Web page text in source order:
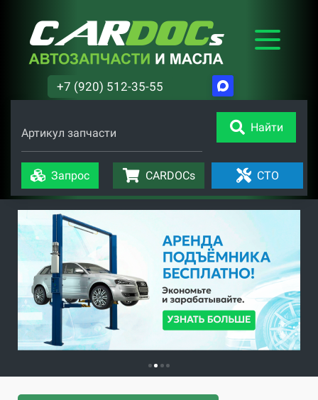
+7 (920) 512-35-55
Артикул запчасти Найти
Запрос CARDOCs СТО